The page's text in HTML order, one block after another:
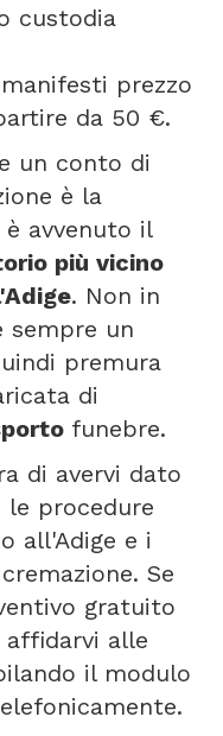
custodia
prezzo
da 50 €.
un conto di
è la
avvenuto il
più vicino
. Non in
un
premura
di
funebre.
di avervi dato
procedure
all'Adige e i
Se
gratuito
alle
il modulo